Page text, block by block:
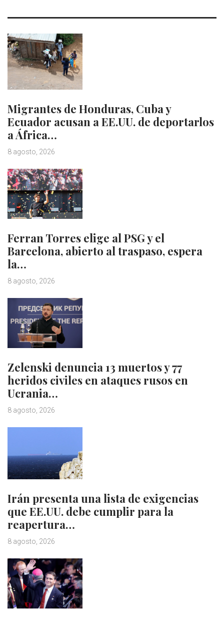
Migrantes de Honduras, Cuba y
Ecuador acusan a EE.UU. de deportarlos
a África…
8 agosto, 2026
Ferran Torres elige al PSG y el
Barcelona, abierto al traspaso, espera
la…
8 agosto, 2026
Zelenski denuncia 13 muertos y 77
heridos civiles en ataques rusos en
Ucrania…
8 agosto, 2026
Irán presenta una lista de exigencias
que EE.UU. debe cumplir para la
reapertura…
8 agosto, 2026